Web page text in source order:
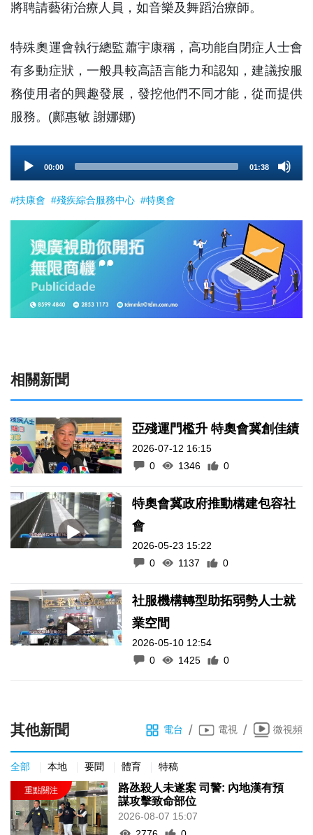
將聘請藝術治療人員，如音樂及舞蹈治療師。
特殊奧運會執行總監蕭宇康稱，高功能自閉症人士會
有多動症狀，一般具較高語言能力和認知，建議按服
務使用者的興趣發展，發挖他們不同才能，從而提供
服務。(鄺惠敏 謝娜娜)
Player
00:00 01:38
#扶康會 #殘疾綜合服務中心 #特奧會
相關新聞
亞殘運門檻升 特奧會冀創佳績
2026-07-12 16:15
0
1346 0
特奧會冀政府推動構建包容社
會
2026-05-23 15:22
0
1137 0
社服機構轉型助拓弱勢人士就
業空間
2026-05-10 12:54
0
1425 0
其他新聞 電台 / 電視 / 微視頻
全部 本地 要聞 體育 特稿
路氹殺人未遂案 司警: 內地漢有預
謀攻擊致命部位
2026-08-07 15:07